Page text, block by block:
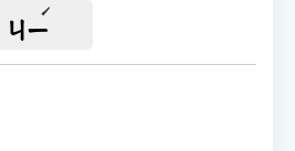
ㄐㄧ